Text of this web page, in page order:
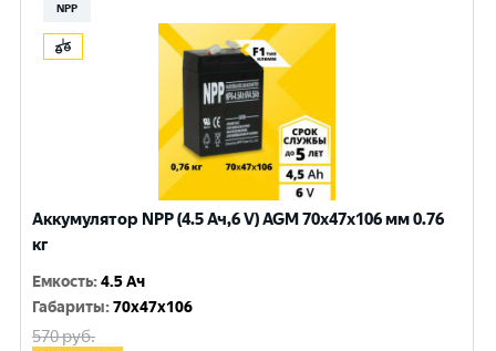
NPP
Аккумулятор NPP (4.5 Ач,6 V) AGM 70x47x106 мм 0.76
кг
Емкость:4.5 Ач
Габариты:70x47x106
570руб.